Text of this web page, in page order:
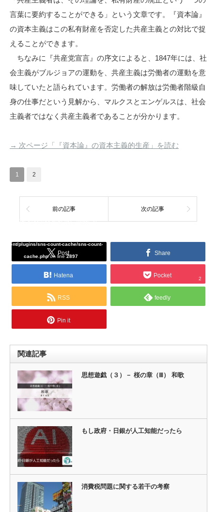
言葉に要約することができる」という文章です。『資本論』
の資本主義はこの私有財産を否定した共産主義との対比で捉
えることができます。
ちなみに『共産党宣言』の序文によると、1847年には、社
会主義がブルジョアの運動を、共産主義は労働者の運動を意
味していたと語られています。労働者の解放は労働者階級自
身の仕事だという見解から、マルクスとエンゲルスは、社会
主義者ではなく共産主義者であることが分かります。
→ 次ページ「『資本論』の資本主義的生産」を読む
1 2
前の記事 次の記事
Post
Warning: Undefined array key "Twitter" in
plugins/sns-count-cache/sns-count-
cache.phpon line2897 Share
Hatena Pocket 2
RSS feedly
Pin it
関連記事
思想遊戯（３）－ 桜の章（Ⅲ） 和歌
もし政府・日銀が人工知能だったら
消費税問題に関する若干の考察